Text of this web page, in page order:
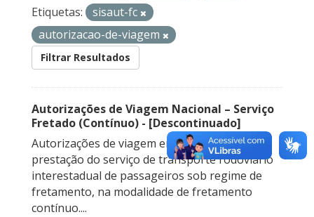
Etiquetas:
sisaut-fc
autorizacao-de-viagem
Filtrar Resultados
Autorizações de Viagem Nacional – Serviço
Fretado (Contínuo) - [Descontinuado]
Autorizações de viagem emitidas para a
prestação do serviço de transporte rodoviário
interestadual de passageiros sob regime de
fretamento, na modalidade de fretamento
contínuo....